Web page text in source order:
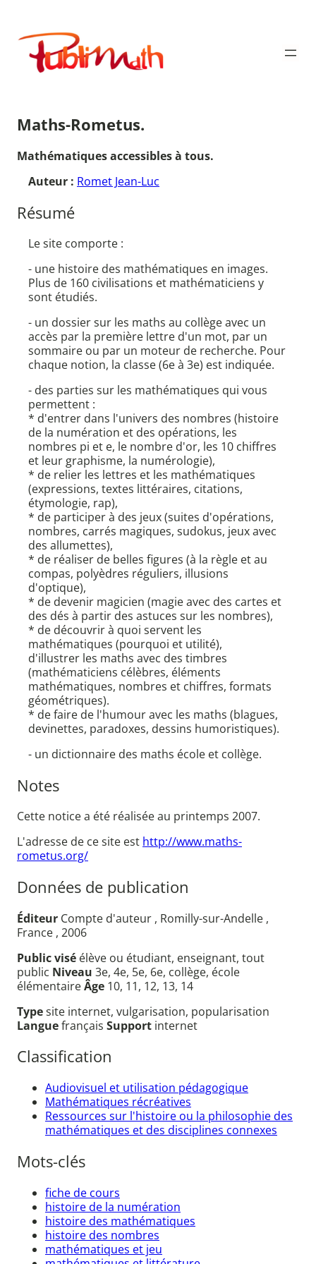
contenu
Publimath
Maths-Rometus.
Mathématiques accessibles à tous.
Auteur : Romet Jean-Luc
Résumé
Le site comporte :
- une histoire des mathématiques en images.
Plus de 160 civilisations et mathématiciens y
sont étudiés.
- un dossier sur les maths au collège avec un
accès par la première lettre d'un mot, par un
sommaire ou par un moteur de recherche. Pour
chaque notion, la classe (6e à 3e) est indiquée.
- des parties sur les mathématiques qui vous
permettent :
* d'entrer dans l'univers des nombres (histoire
de la numération et des opérations, les
nombres pi et e, le nombre d'or, les 10 chiffres
et leur graphisme, la numérologie),
* de relier les lettres et les mathématiques
(expressions, textes littéraires, citations,
étymologie, rap),
* de participer à des jeux (suites d'opérations,
nombres, carrés magiques, sudokus, jeux avec
des allumettes),
* de réaliser de belles figures (à la règle et au
compas, polyèdres réguliers, illusions
d'optique),
* de devenir magicien (magie avec des cartes et
des dés à partir des astuces sur les nombres),
* de découvrir à quoi servent les
mathématiques (pourquoi et utilité),
d'illustrer les maths avec des timbres
(mathématiciens célèbres, éléments
mathématiques, nombres et chiffres, formats
géométriques).
* de faire de l'humour avec les maths (blagues,
devinettes, paradoxes, dessins humoristiques).
- un dictionnaire des maths école et collège.
Notes
Cette notice a été réalisée au printemps 2007.
L'adresse de ce site est http://www.maths-
rometus.org/
Données de publication
Éditeur Compte d'auteur , Romilly-sur-Andelle ,
France , 2006
Public visé élève ou étudiant, enseignant, tout
public Niveau 3e, 4e, 5e, 6e, collège, école
élémentaireÂge 10, 11, 12, 13, 14
Typesite internet, vulgarisation, popularisation
Languefrançais Support internet
Classification
Audiovisuel et utilisation pédagogique
Mathématiques récréatives
Ressources sur l'histoire ou la philosophie des
mathématiques et des disciplines connexes
Mots-clés
fiche de cours
histoire de la numération
histoire des mathématiques
histoire des nombres
mathématiques et jeu